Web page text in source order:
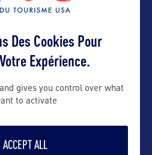
CATEGORIE
Des Cookies Pour
Expérience.
gives you control over what
to activate
ACCEPT ALL